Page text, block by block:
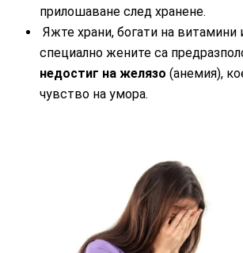
прилошаване след хранене.
Яжте храни, богати на витамини
специално жените са
недостиг на желязо (анемия),
чувство на умора.